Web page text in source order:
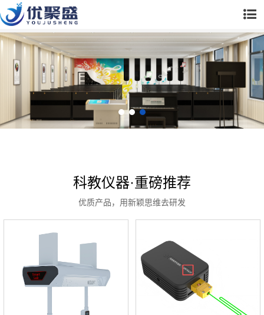
科教仪器·重磅推荐
优质产品，用新颖思维去研发